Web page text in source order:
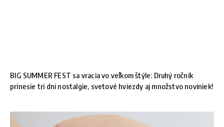
BIG SUMMER FEST sa vracia vo veľkom štýle: Druhý ročník
prinesie tri dni nostalgie, svetové hviezdy aj množstvo noviniek!